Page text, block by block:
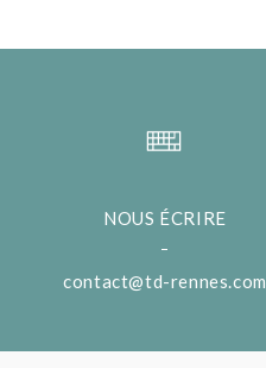
NOUS ÉCRIRE
contact@td-rennes.com